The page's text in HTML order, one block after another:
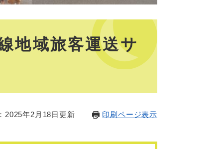
地域旅客運送サ
2025年2月18日更新 印刷ページ表示